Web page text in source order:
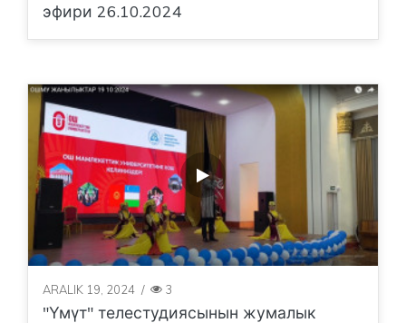
эфири 26.10.2024
ARALIK 19, 2024 / 3
"Үмүт" телестудиясынын жумалык